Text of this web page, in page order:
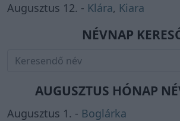
Augusztus 12. - Klára, Kiara
NÉVNAP
AUGUSZTUS HÓNAP
Augusztus 1. - Boglárka